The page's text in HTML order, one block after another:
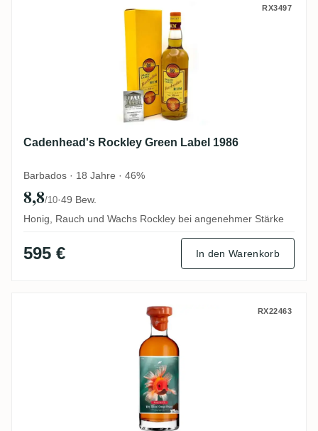
Cadenhead's Rockley Green Label 1986
RX3497
Cadenhead's Rockley Green Label 1986
Barbados · 18 Jahre · 46%
8,8/10·49 Bew.
Honig, Rauch und Wachs Rockley bei angenehmer Stärke
595 € In den Warenkorb
Vagabond Spirits Grays Rhum VSOP
RX22463